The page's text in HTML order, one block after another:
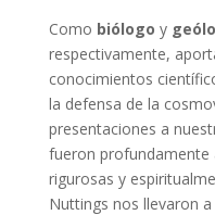
Como biólogo y
respectivamente,
conocimientos
la defensa de la
presentaciones a
fueron profundamente
rigurosas y
Nuttings nos llevaron